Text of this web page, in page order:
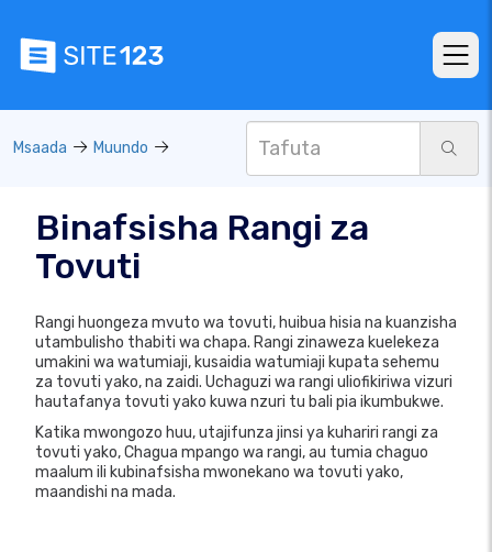
Msaada Muundo
Binafsisha Rangi za
Tovuti
Rangi huongeza mvuto wa tovuti, huibua hisia na kuanzisha
utambulisho thabiti wa chapa. Rangi zinaweza kuelekeza
umakini wa watumiaji, kusaidia watumiaji kupata sehemu
za tovuti yako, na zaidi. Uchaguzi wa rangi uliofikiriwa vizuri
hautafanya tovuti yako kuwa nzuri tu bali pia ikumbukwe.
Katika mwongozo huu, utajifunza jinsi ya kuhariri rangi za
tovuti yako, Chagua mpango wa rangi, au tumia chaguo
maalum ili kubinafsisha mwonekano wa tovuti yako,
maandishi na mada.